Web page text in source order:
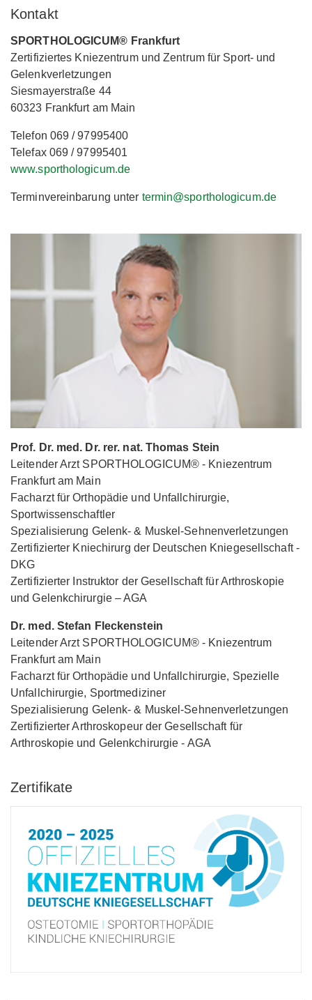
Kontakt
SPORTHOLOGICUM® Frankfurt
Zertifiziertes Kniezentrum und Zentrum für Sport- und
Gelenkverletzungen
Siesmayerstraße 44
60323 Frankfurt am Main
Telefon 069 / 97995400
Telefax 069 / 97995401
www.sporthologicum.de
Terminvereinbarung unter termin@sporthologicum.de
Prof. Dr. med. Dr. rer. nat. Thomas Stein
Leitender Arzt SPORTHOLOGICUM® - Kniezentrum
Frankfurt am Main
Facharzt für Orthopädie und Unfallchirurgie,
Sportwissenschaftler
Spezialisierung Gelenk- & Muskel-Sehnenverletzungen
Zertifizierter Kniechirurg der Deutschen Kniegesellschaft -
DKG
Zertifizierter Instruktor der Gesellschaft für Arthroskopie
und Gelenkchirurgie – AGA
Dr. med. Stefan Fleckenstein
Leitender Arzt SPORTHOLOGICUM® - Kniezentrum
Frankfurt am Main
Facharzt für Orthopädie und Unfallchirurgie, Spezielle
Unfallchirurgie, Sportmediziner
Spezialisierung Gelenk- & Muskel-Sehnenverletzungen
Zertifizierter Arthroskopeur der Gesellschaft für
Arthroskopie und Gelenkchirurgie - AGA
Zertifikate